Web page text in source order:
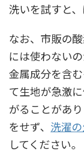
洗いを試すと
なお、市販の
には使わない
金属成分を含
て生地が急激
がることがあ
をせず、 洗濯
してください。